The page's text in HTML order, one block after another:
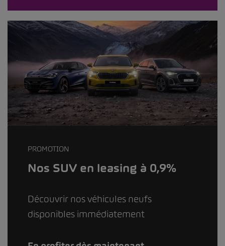
PROMOTION
Nos SUV en leasing à 0,9%
Découvrir nos véhicules neufs
disponibles immédiatement